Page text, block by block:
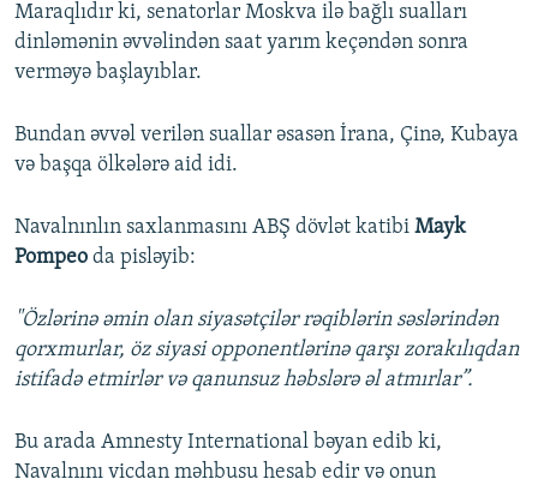
Maraqlıdır ki, senatorlar Moskva ilə bağlı sualları
dinləmənin əvvəlindən saat yarım keçəndən sonra
verməyə başlayıblar.
Bundan əvvəl verilən suallar əsasən İrana, Çinə, Kubaya
və başqa ölkələrə aid idi.
Navalnınlın saxlanmasını ABŞ dövlət katibi Mayk
Pompeo da pisləyib:
"Özlərinə əmin olan siyasətçilər rəqiblərin səslərindən
qorxmurlar, öz siyasi opponentlərinə qarşı zorakılıqdan
istifadə etmirlər və qanunsuz həbslərə əl atmırlar”.
Bu arada Amnesty International bəyan edib ki,
Navalnını vicdan məhbusu hesab edir və onun